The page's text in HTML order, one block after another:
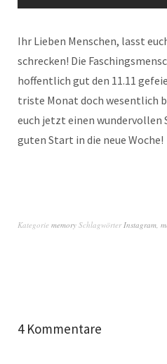
Ihr Lieben Menschen, lasst
schrecken! Die
hoffentlich gut den 11.11
triste Monat doch wesentlich
euch jetzt einen wundervollen
guten Start in die neue Woche!
Kategorie memory SchlagwörterInstagram,
4 Kommentare